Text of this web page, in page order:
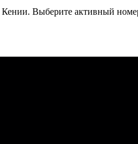
Кении. Выберите активный